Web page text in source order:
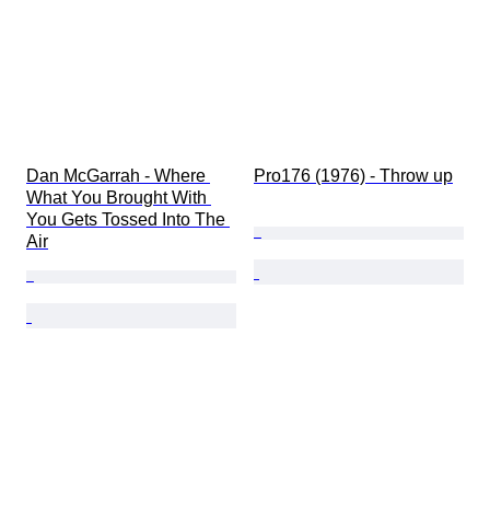
Dan McGarrah - Where
What You Brought With
You Gets Tossed Into The
Air
Pro176 (1976) - Throw up